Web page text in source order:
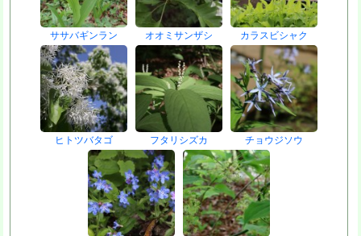
ササバギンラン オオミサンザシ カラスビシャク
ヒトツバタゴ フタリシズカ チョウジソウ